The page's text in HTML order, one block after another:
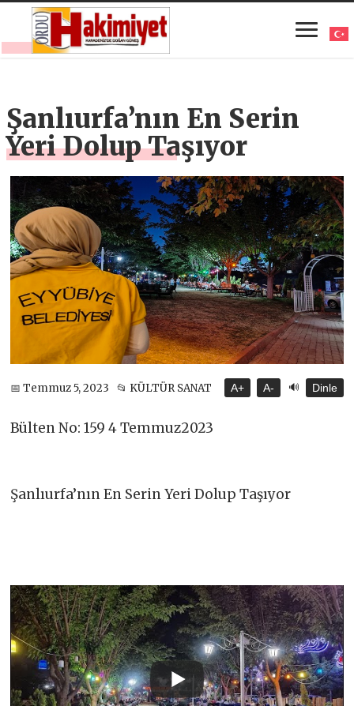
Şanlıurfa’nın En Serin
Yeri Dolup Taşıyor
📅 Temmuz 5, 2023 📂 KÜLTÜR SANAT A+ A- 🔊 Dinle
Bülten No: 159 4 Temmuz2023
Şanlıurfa’nın En Serin Yeri Dolup Taşıyor